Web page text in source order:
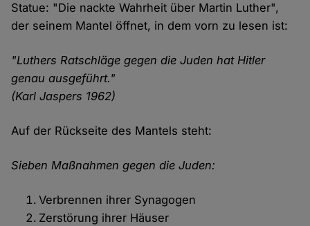
Statue: "Die nackte Wahrheit über Martin Luther",
der seinem Mantel öffnet, in dem vorn zu lesen ist:
"Luthers Ratschläge gegen die Juden hat Hitler
genau ausgeführt."
(Karl Jaspers 1962)
Auf der Rückseite des Mantels steht:
Sieben Maßnahmen gegen die Juden:
Verbrennen ihrer Synagogen
Zerstörung ihrer Häuser